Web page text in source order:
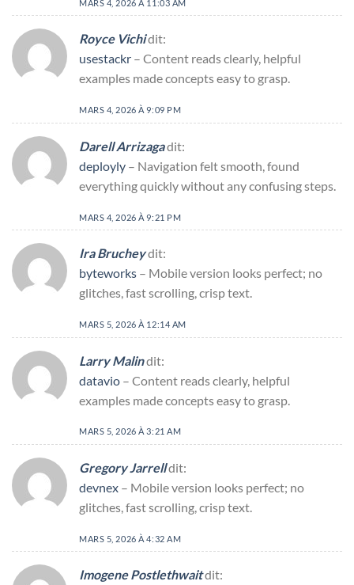
MARS 4, 2026 À 11:03 AM
Royce Vichidit:
usestackr – Content reads clearly, helpful
examples made concepts easy to grasp.
MARS 4, 2026 À 9:09 PM
Darell Arrizagadit:
deployly – Navigation felt smooth, found
everything quickly without any confusing steps.
MARS 4, 2026 À 9:21 PM
Ira Brucheydit:
byteworks – Mobile version looks perfect; no
glitches, fast scrolling, crisp text.
MARS 5, 2026 À 12:14 AM
Larry Malindit:
datavio – Content reads clearly, helpful
examples made concepts easy to grasp.
MARS 5, 2026 À 3:21 AM
Gregory Jarrelldit:
devnex – Mobile version looks perfect; no
glitches, fast scrolling, crisp text.
MARS 5, 2026 À 4:32 AM
Imogene Postlethwaitdit: